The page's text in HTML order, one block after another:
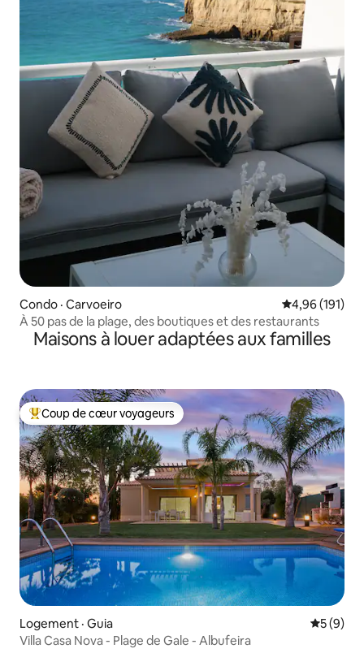
Condo · Carvoeiro Note
4,96 (191)
À 50 pas de la plage, des boutiques et des restaurants
Maisons à louer adaptées aux familles
Coup de cœur voyageurs parmi les plus aimés
Coup de cœur voyageurs
Logement · Guia Note
5 (9)
Villa Casa Nova - Plage de Gale - Albufeira